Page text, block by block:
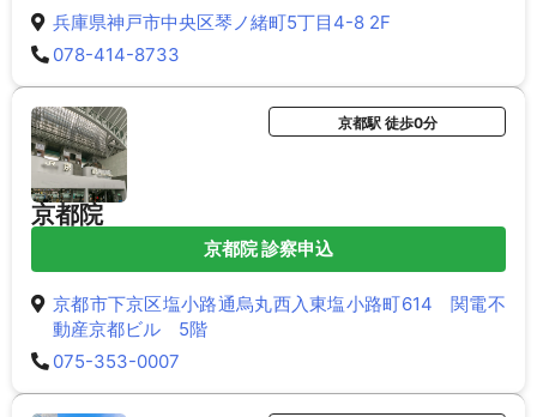
兵庫県神戸市中央区琴ノ緒町5丁目4-8 2F
078-414-8733
京都院
京都駅 徒歩0分
京都院 診察申込
京都市下京区塩小路通烏丸西入東塩小路町614 関電不
動産京都ビル 5階
075-353-0007